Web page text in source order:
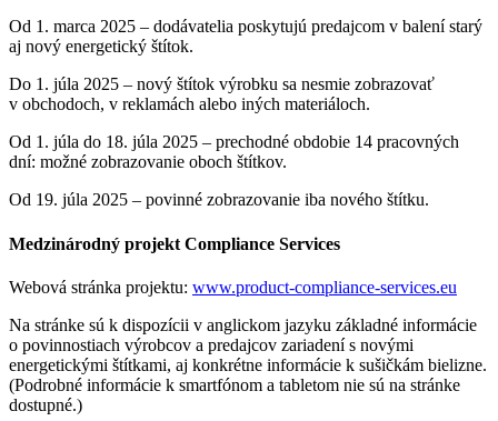
Od 1. marca 2025 – dodávatelia poskytujú predajcom v balení starý
aj nový energetický štítok.
Do 1. júla 2025 – nový štítok výrobku sa nesmie zobrazovať
v obchodoch, v reklamách alebo iných materiáloch.
Od 1. júla do 18. júla 2025 – prechodné obdobie 14 pracovných
dní: možné zobrazovanie oboch štítkov.
Od 19. júla 2025 – povinné zobrazovanie iba nového štítku.
Medzinárodný projekt Compliance Services
Webová stránka projektu: www.product-compliance-services.eu
Na stránke sú k dispozícii v anglickom jazyku základné informácie
o povinnostiach výrobcov a predajcov zariadení s novými
energetickými štítkami, aj konkrétne informácie k sušičkám bielizne.
(Podrobné informácie k smartfónom a tabletom nie sú na stránke
dostupné.)